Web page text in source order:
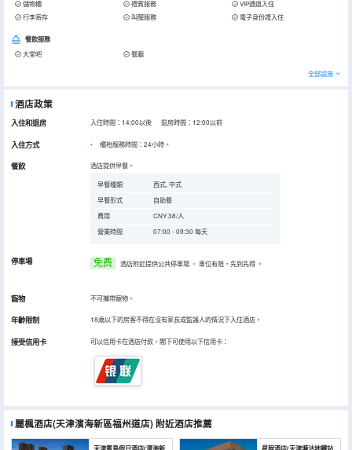
儲物櫃 禮賓服務
VIP通道入住
行李寄存
叫醒服務 電子身份證入住
餐飲服務
大堂吧 餐廳
全部設施
酒店政策
入住和退房 入住時間：14:00以後 退房時間：12:00以前
入住方式 櫃枱服務時間：24小時。
餐飲 酒店提供早餐。
早餐種類
西式, 中式
早餐形式
自助餐
費用
CNY 38/人
營業時間
07:00 - 09:30 每天
停車場 免费 酒店附近提供公共停車場 。 車位有限，先到先得 。
寵物 不可攜帶寵物。
年齡限制 18歲以下的房客不得在沒有家長或監護人的情況下入住酒店。
接受信用卡 可以信用卡在酒店付款，閣下可使用以下信用卡：
麗楓酒店(天津濱海新區福州道店) 附近酒店推薦